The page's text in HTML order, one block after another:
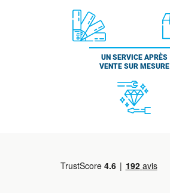
UN SERVICE APRÈS
VENTE SUR MESURE